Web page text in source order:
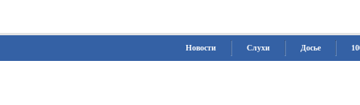
Новости Слухи Досье